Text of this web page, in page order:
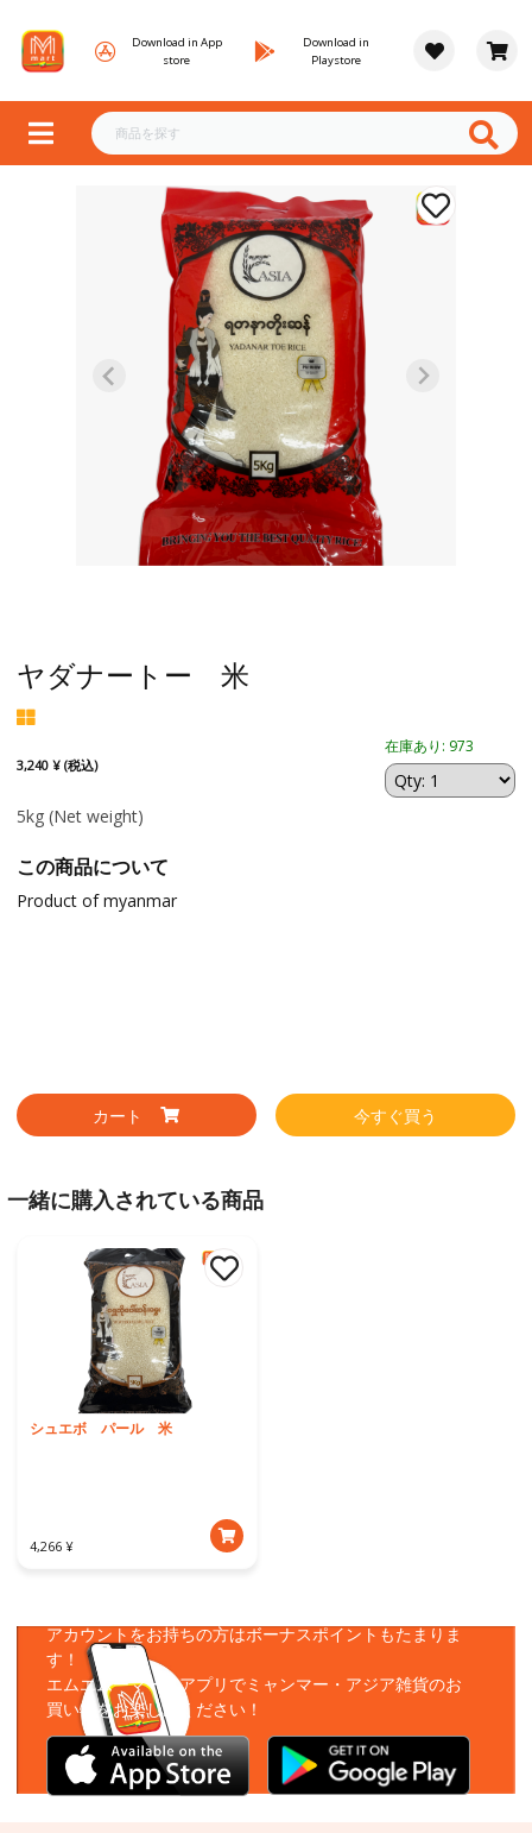
Download in App
store
Download in
Playstore
ヤダナートー 米
3,240 ¥ (税込)
在庫あり: 973
5kg (Net weight)
この商品について
Product of myanmar
カート 今すぐ買う
一緒に購入されている商品
シュエボ パール 米
4,266 ¥
アカウントをお持ちの方はボーナスポイントもたまりま
す！
エムエムーマートアプリでミャンマー・アジア雑貨のお
買い物をお楽しみください！